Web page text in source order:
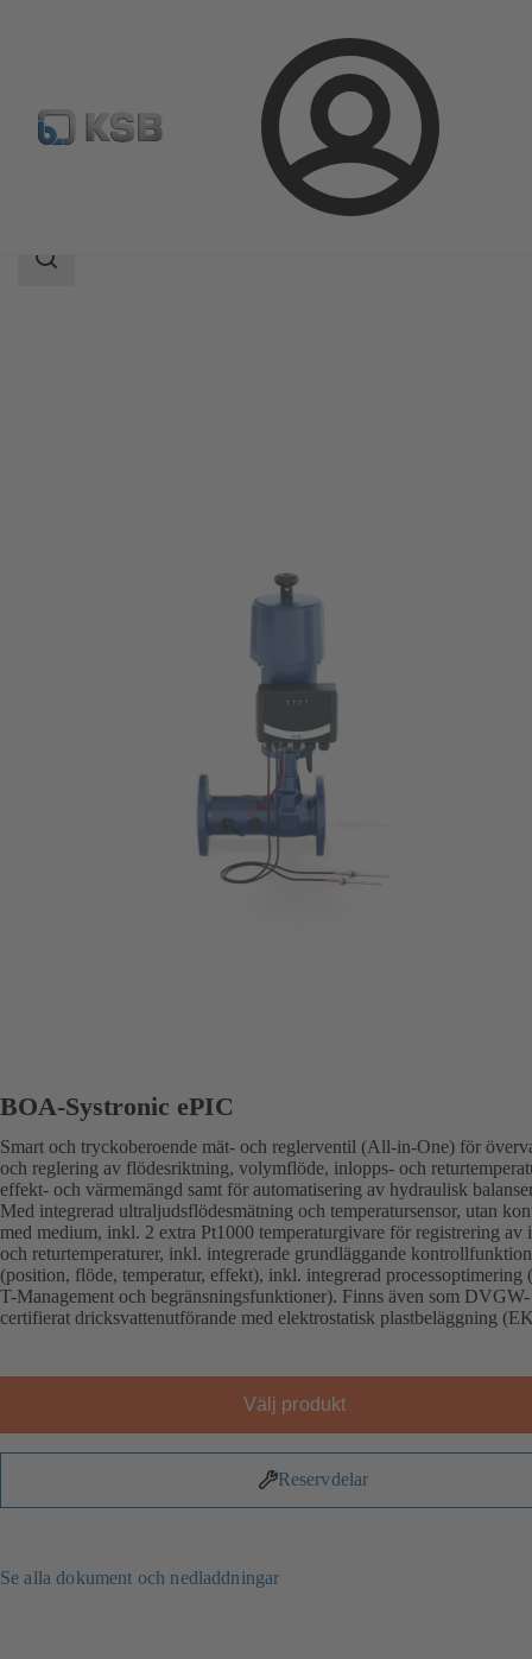
Login
BOA-Systronic ePIC
Sökomfattning
BOA-Systronic ePIC
Smart och tryckoberoende mät- och reglerventil (All-in-One) för
och reglering av flödesriktning, volymflöde, inlopps- och
effekt- och värmemängd samt för automatisering av hydraulisk
Med integrerad ultraljudsflödesmätning och temperatursensor, utan
med medium, inkl. 2 extra Pt1000 temperaturgivare för registrering av
och returtemperaturer, inkl. integrerade grundläggande
(position, flöde, temperatur, effekt), inkl. integrerad processoptimering
T-Management och begränsningsfunktioner). Finns även som DVGW-
certifierat dricksvattenutförande med elektrostatisk plastbeläggning
Välj produkt
Reservdelar
Se alla dokument och nedladdningar